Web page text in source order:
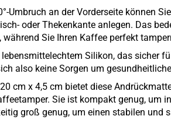
Umbruch an der Vorderseite können
oder Thekenkante anlegen. Das
Sie Ihren Kaffee perfekt
Silikon, das sicher
also keine Sorgen um
cm x 4,5 cm bietet diese
Sie ist kompakt genug, um
groß genug, um einen stabilen und